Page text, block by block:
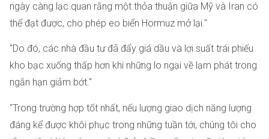
ngày càng lạc quan rằng một thỏa thuận giữa Mỹ và Iran có
thể đạt được, cho phép eo biển Hormuz mở lại."
"Do đó, các nhà đầu tư đã đẩy giá dầu và lợi suất trái phiếu
kho bạc xuống thấp hơn khi những lo ngại về lạm phát trong
ngắn hạn giảm bớt."
"Trong trường hợp tốt nhất, nếu lượng giao dịch năng lượng
đáng kể được khôi phục trong những tuần tới, chúng tôi cho